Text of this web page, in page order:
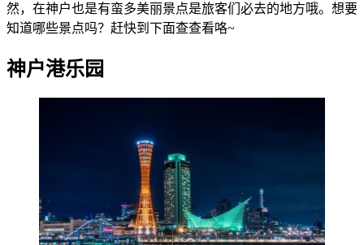
然，在神户也是有蛮多美丽景点是旅客们必去的地方哦。想要
知道哪些景点吗？赶快到下面查查看咯~
神户港乐园